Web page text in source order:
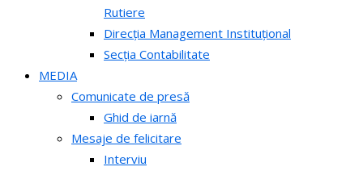
Rutiere
Direcția Management Instituțional
Secția Contabilitate
MEDIA
Comunicate de presă
Ghid de iarnă
Mesaje de felicitare
Interviu